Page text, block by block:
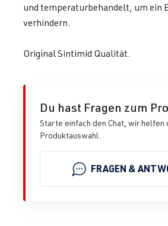
und temperaturbehandelt, um ein
verhindern.
Original Sintimid Qualität.
Du hast Fragen zum
Starte einfach den Chat, wir helfen
Produktauswahl.
FRAGEN &